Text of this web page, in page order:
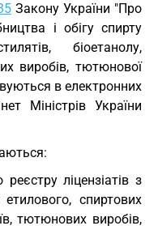
Закону України "Про
і обігу спирту
біоетанолу,
виробів, тютюнової
в електронних
Міністрів України
ліцензіатів з
спиртових
тютюнових виробів,